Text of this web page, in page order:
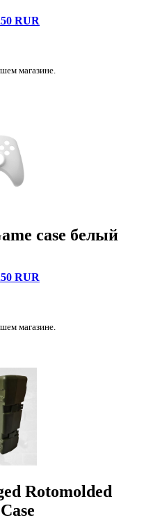
RUR
магазине.
case белый
RUR
магазине.
Rotomolded